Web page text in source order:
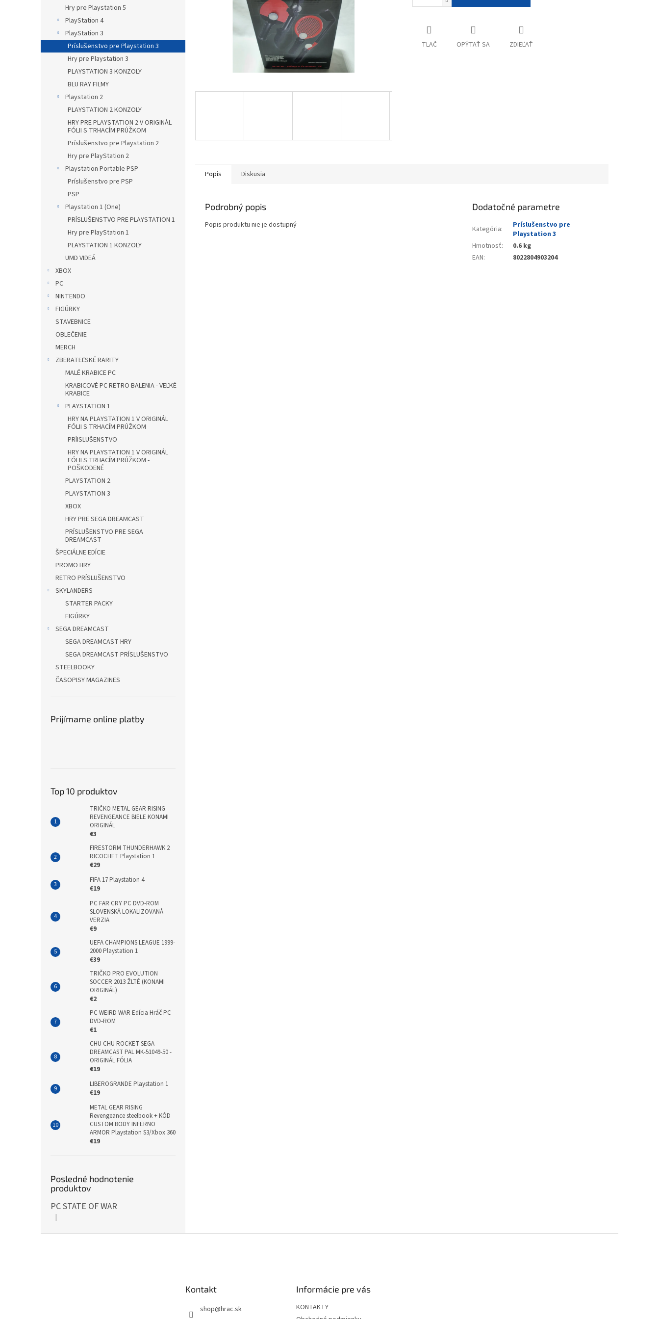
Hry pre Playstation 5
PlayStation 4
PlayStation 3
Príslušenstvo pre Playstation 3
Hry pre Playstation 3
PLAYSTATION 3 KONZOLY
BLU RAY FILMY
Playstation 2
PLAYSTATION 2 KONZOLY
HRY PRE PLAYSTATION 2 V ORIGINÁL
FÓLII S TRHACÍM PRÚŽKOM
Príslušenstvo pre Playstation 2
Hry pre PlayStation 2
Playstation Portable PSP
Príslušenstvo pre PSP
PSP
Playstation 1 (One)
PRÍSLUŠENSTVO PRE PLAYSTATION 1
Hry pre PlayStation 1
PLAYSTATION 1 KONZOLY
UMD VIDEÁ
XBOX
PC
NINTENDO
FIGÚRKY
STAVEBNICE
OBLEČENIE
MERCH
ZBERATEĽSKÉ RARITY
MALÉ KRABICE PC
KRABICOVÉ PC RETRO BALENIA - VEĽKÉ
KRABICE
PLAYSTATION 1
HRY NA PLAYSTATION 1 V ORIGINÁL
FÓLII S TRHACÍM PRÚŽKOM
PRÍISLUŠENSTVO
HRY NA PLAYSTATION 1 V ORIGINÁL
FÓLII S TRHACÍM PRÚŽKOM -
POŠKODENÉ
PLAYSTATION 2
PLAYSTATION 3
XBOX
HRY PRE SEGA DREAMCAST
PRÍSLUŠENSTVO PRE SEGA
DREAMCAST
ŠPECIÁLNE EDÍCIE
PROMO HRY
RETRO PRÍSLUŠENSTVO
SKYLANDERS
STARTER PACKY
FIGÚRKY
SEGA DREAMCAST
SEGA DREAMCAST HRY
SEGA DREAMCAST PRÍSLUŠENSTVO
STEELBOOKY
ČASOPISY MAGAZINES
Prijímame online platby
Top 10 produktov
TRIČKO METAL GEAR RISING
REVENGEANCE BIELE KONAMI
ORIGINÁL
€3
FIRESTORM THUNDERHAWK 2
RICOCHET Playstation 1
€29
FIFA 17 Playstation 4
€19
PC FAR CRY PC DVD-ROM
SLOVENSKÁ LOKALIZOVANÁ
VERZIA
€9
UEFA CHAMPIONS LEAGUE 1999-
2000 Playstation 1
€39
TRIČKO PRO EVOLUTION
SOCCER 2013 ŽLTÉ (KONAMI
ORIGINÁL)
€2
PC WEIRD WAR Edícia Hráč PC
DVD-ROM
€1
CHU CHU ROCKET SEGA
DREAMCAST PAL MK-51049-50 -
ORIGINÁL FÓLIA
€19
LIBEROGRANDE Playstation 1
€19
METAL GEAR RISING
Revengeance steelbook + KÓD
CUSTOM BODY INFERNO
ARMOR Playstation S3/Xbox 360
€19
Posledné hodnotenie
produktov
PC STATE OF WAR
Hodnotenie produktu je 5 z 5 hviezdičiek.
|
TLAČ OPÝTAŤ SA ZDIEĽAŤ
Popis Diskusia
Podrobný popis
Popis produktu nie je dostupný
Dodatočné parametre
Kategória:
Príslušenstvo pre
Playstation 3
Hmotnosť:
0.6 kg
EAN: 8022804903204
Kontakt
shop@hrac.sk
Informácie pre vás
KONTAKTY